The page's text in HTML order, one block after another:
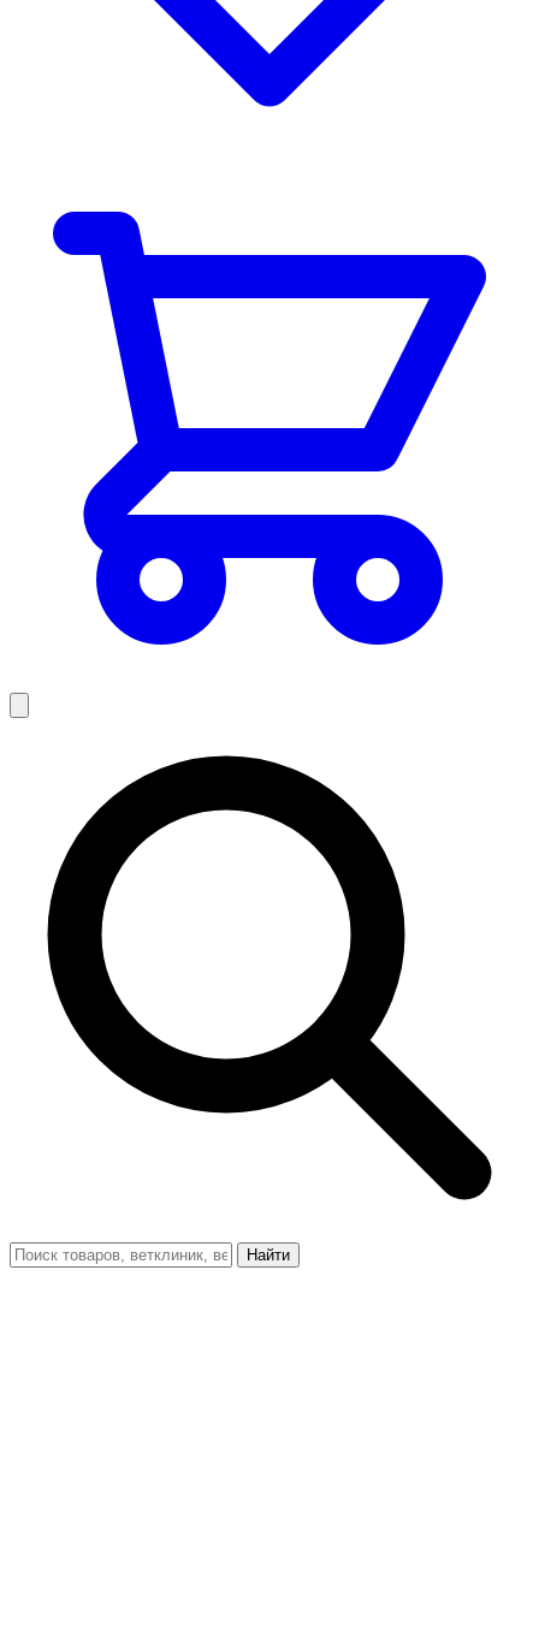
Найти